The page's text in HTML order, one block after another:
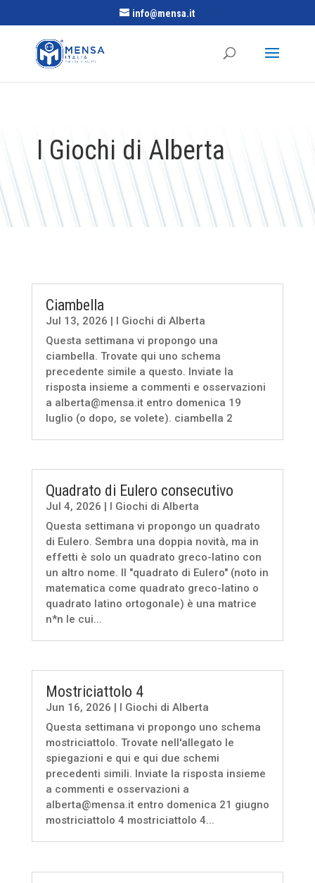
info@mensa.it
I Giochi di Alberta
Ciambella
Jul 13, 2026 | I Giochi di Alberta
Questa settimana vi propongo una
ciambella. Trovate qui uno schema
precedente simile a questo. Inviate la
risposta insieme a commenti e osservazioni
a alberta@mensa.it entro domenica 19
luglio (o dopo, se volete). ciambella 2
Quadrato di Eulero consecutivo
Jul 4, 2026 | I Giochi di Alberta
Questa settimana vi propongo un quadrato
di Eulero. Sembra una doppia novità, ma in
effetti è solo un quadrato greco-latino con
un altro nome. Il "quadrato di Eulero" (noto in
matematica come quadrato greco-latino o
quadrato latino ortogonale) è una matrice
n*n le cui...
Mostriciattolo 4
Jun 16, 2026
I Giochi di Alberta
Questa settimana vi propongo uno schema
mostriciattolo. Trovate nell'allegato le
spiegazioni e qui e qui due schemi
precedenti simili. Inviate la risposta insieme
a commenti e osservazioni a
alberta@mensa.it entro domenica 21 giugno
mostriciattolo 4 mostriciattolo 4...